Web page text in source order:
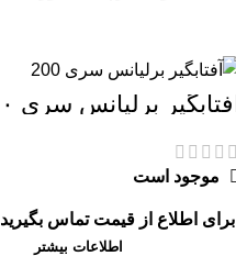
آفتابگیر برلیانس سری ۲۰۰
موجود است
برای اطلاع از قیمت تماس بگیرید
اطلاعات بیشتر